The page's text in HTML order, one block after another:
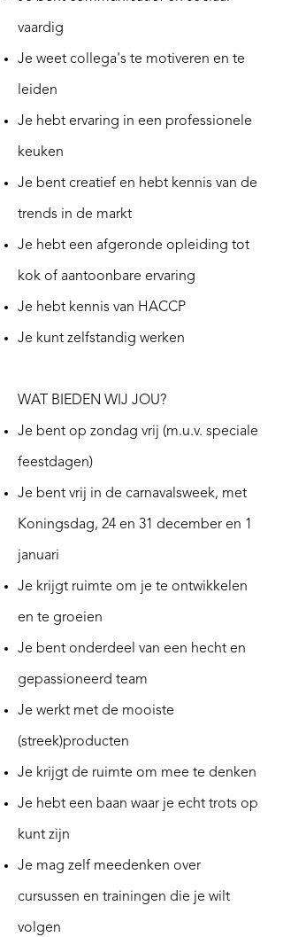
vaardig
Je weet collega's te motiveren en te
leiden
Je hebt ervaring in een professionele
keuken
Je bent creatief en hebt kennis van de
trends in de markt
Je hebt een afgeronde opleiding tot
kok of aantoonbare ervaring
Je hebt kennis van HACCP
Je kunt zelfstandig werken
WAT BIEDEN WIJ JOU?
Je bent op zondag vrij (m.u.v. speciale
feestdagen)
Je bent vrij in de carnavalsweek, met
Koningsdag, 24 en 31 december en 1
januari
Je krijgt ruimte om je te ontwikkelen
en te groeien
Je bent onderdeel van een hecht en
gepassioneerd team
Je werkt met de mooiste
(streek)producten
Je krijgt de ruimte om mee te denken
Je hebt een baan waar je echt trots op
kunt zijn
Je mag zelf meedenken over
cursussen en trainingen die je wilt
volgen